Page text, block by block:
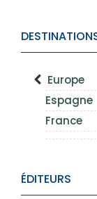
Europe
Espagne
France
ÉDITEURS